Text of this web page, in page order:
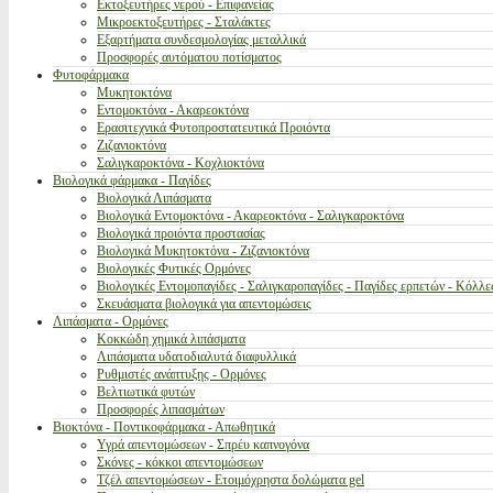
Εκτοξευτήρες νερού - Επιφανείας
Μικροεκτοξευτήρες - Σταλάκτες
Εξαρτήματα συνδεσμολογίας μεταλλικά
Προσφορές αυτόματου ποτίσματος
Φυτοφάρμακα
Μυκητοκτόνα
Εντομοκτόνα - Ακαρεοκτόνα
Ερασιτεχνικά Φυτοπροστατευτικά Προιόντα
Ζιζανιοκτόνα
Σαλιγκαροκτόνα - Κοχλιοκτόνα
Βιολογικά φάρμακα - Παγίδες
Βιολογικά Λιπάσματα
Βιολογικά Εντομοκτόνα - Ακαρεοκτόνα - Σαλιγκαροκτόνα
Βιολογικά προιόντα προστασίας
Βιολογικά Μυκητοκτόνα - Ζιζανιοκτόνα
Βιολογικές Φυτικές Ορμόνες
Βιολογικές Εντομοπαγίδες - Σαλιγκαροπαγίδες - Παγίδες ερπετών -
Σκευάσματα βιολογικά για απεντομώσεις
Λιπάσματα - Ορμόνες
Κοκκώδη χημικά λιπάσματα
Λιπάσματα υδατοδιαλυτά διαφυλλικά
Ρυθμιστές ανάπτυξης - Ορμόνες
Βελτιωτικά φυτών
Προσφορές λιπασμάτων
Βιοκτόνα - Ποντικοφάρμακα - Απωθητικά
Υγρά απεντομώσεων - Σπρέυ καπνογόνα
Σκόνες - κόκκοι απεντομώσεων
Τζέλ απεντομώσεων - Ετοιμόχρηστα δολώματα gel